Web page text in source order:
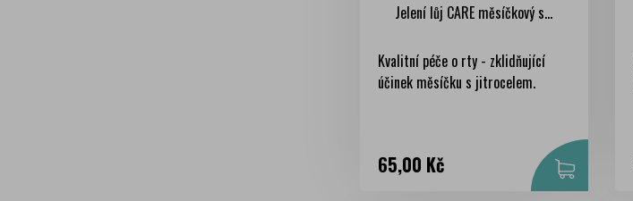
Jelení lůj CARE měsíčkový s...
Kvalitní péče o rty - zklidňující
účinek měsíčku s jitrocelem.
Cena
65,00 Kč